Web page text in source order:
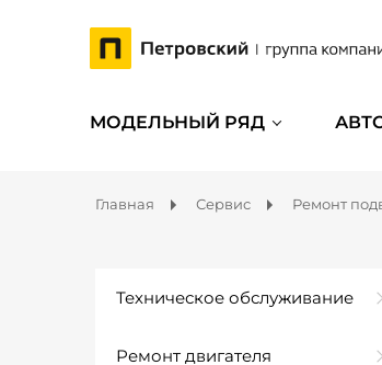
МОДЕЛЬНЫЙ РЯД
Главная Сервис Ремонт
Техническое обслуживание
Ремонт двигателя